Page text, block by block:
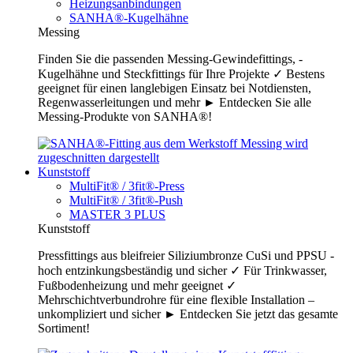
Heizungsanbindungen
SANHA®-Kugelhähne
Messing
Finden Sie die passenden Messing-Gewindefittings, -
Kugelhähne und Steckfittings für Ihre Projekte ✓ Bestens
geeignet für einen langlebigen Einsatz bei Notdiensten,
Regenwasserleitungen und mehr ► Entdecken Sie alle
Messing-Produkte von SANHA®!
Kunststoff
MultiFit® / 3fit®-Press
MultiFit® / 3fit®-Push
MASTER 3 PLUS
Kunststoff
Pressfittings aus bleifreier Siliziumbronze CuSi und PPSU -
hoch entzinkungsbeständig und sicher ✓ Für Trinkwasser,
Fußbodenheizung und mehr geeignet ✓
Mehrschichtverbundrohre für eine flexible Installation –
unkompliziert und sicher ► Entdecken Sie jetzt das gesamte
Sortiment!